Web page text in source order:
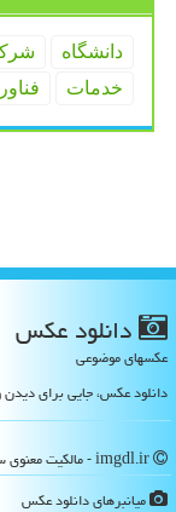
دانشگاه
خدمات
دانلود عكس
عکسهای موضوعی
دانلود عکس، جایی برای دیدن
میانبرهای دانلود عكس